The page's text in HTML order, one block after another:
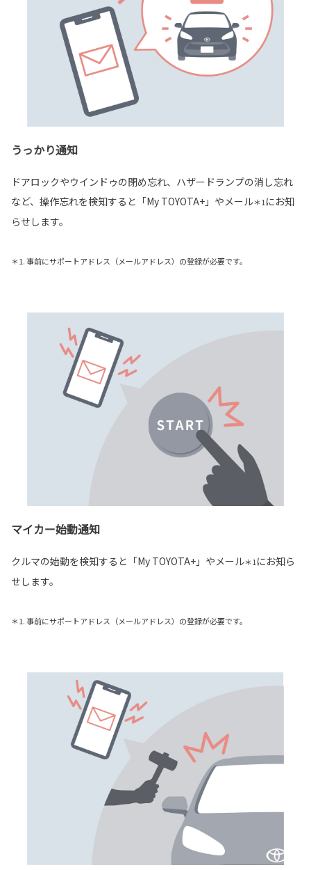
うっかり通知
ドアロックやウインドゥの閉め忘れ、ハザードランプの消し忘れ
など、操作忘れを検知すると「My TOYOTA+」やメール＊1にお知
らせします。
＊1. 事前にサポートアドレス（メールアドレス）の登録が必要です。
マイカー始動通知
クルマの始動を検知すると「My TOYOTA+」やメール＊1 にお知ら
せします。
＊1. 事前にサポートアドレス（メールアドレス）の登録が必要です。